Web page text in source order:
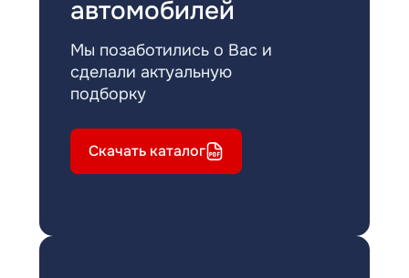
автомобилей
Мы позаботились о Вас и
сделали актуальную
подборку
Скачать каталог